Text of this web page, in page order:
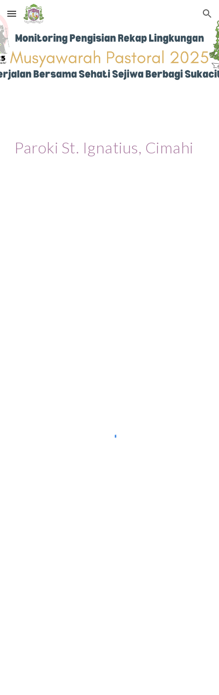
Skip to main content Skip to navigation
Paroki St. Ignatius, Cimahi